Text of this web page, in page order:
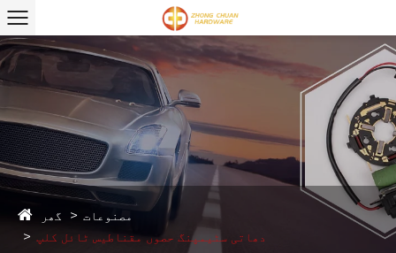
گھر
مصنوعات
دھاتی سٹیمپنگ حصوں مقناطیس ٹائل کلپ